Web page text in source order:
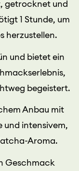
getrocknet und
1 Stunde, um
herzustellen.
und bietet ein
begeistert.
Anbau mit
und intensivem,
Aroma.
Geschmack